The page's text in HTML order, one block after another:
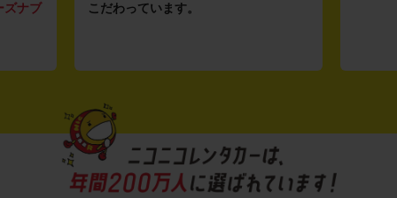
ズナブ
こだわっています。